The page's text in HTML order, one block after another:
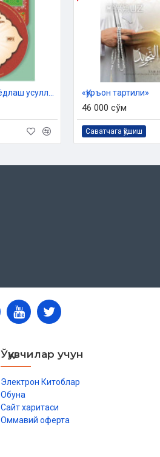
«Қуръон тартили»
46 000 сўм
Саватчага қўшиш
Ўқувчилар учун
Электрон Китоблар
Обуна
Сайт харитаси
Оммавий оферта